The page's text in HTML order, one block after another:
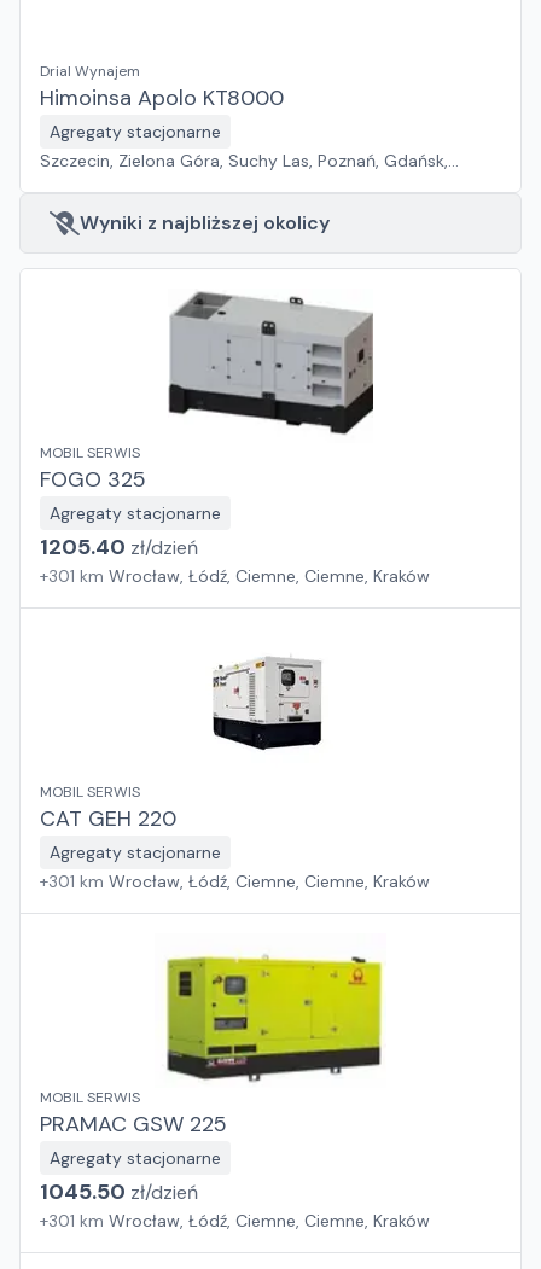
Drial Wynajem
Himoinsa Apolo KT8000
Agregaty stacjonarne
Szczecin, Zielona Góra, Suchy Las, Poznań, Gdańsk,
Warszawa, Sosnowiec, Kraków, Białystok, Rzeszów
Wyniki z najbliższej okolicy
MOBIL SERWIS
FOGO 325
Agregaty stacjonarne
1205.40 zł/dzień
+301 km Wrocław, Łódź, Ciemne, Ciemne, Kraków
MOBIL SERWIS
CAT GEH 220
Agregaty stacjonarne
+301 km Wrocław, Łódź, Ciemne, Ciemne, Kraków
MOBIL SERWIS
PRAMAC GSW 225
Agregaty stacjonarne
1045.50 zł/dzień
+301 km Wrocław, Łódź, Ciemne, Ciemne, Kraków